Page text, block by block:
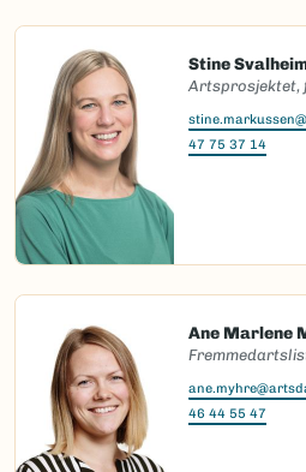
Stine
Artsprosjektet,
47 75 37 14
Ane Marlene
46 44 55 47